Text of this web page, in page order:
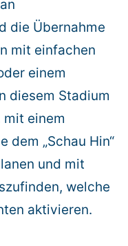
die Übernahme
mit einfachen
einem
diesem Stadium
mit einem
dem „Schau Hin“
und mit
welche
aktivieren.